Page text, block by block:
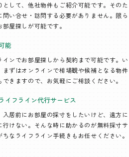
として、他社物件もご紹介可能です。そのた
問い合せ・訪問する必要がありません。限ら
屋探しが可能です。
能
ンでお部屋探しから契約まで可能です。い
まずはオンラインで相場観や候補となる物件
きますので、お気軽にご相談ください。
ライフライン代行サービス
入居前にお部屋の採寸をしたいけど、遠方に
行けない。そんな時に助かるのが無料採寸サ
なライフライン手続きもお任せください。